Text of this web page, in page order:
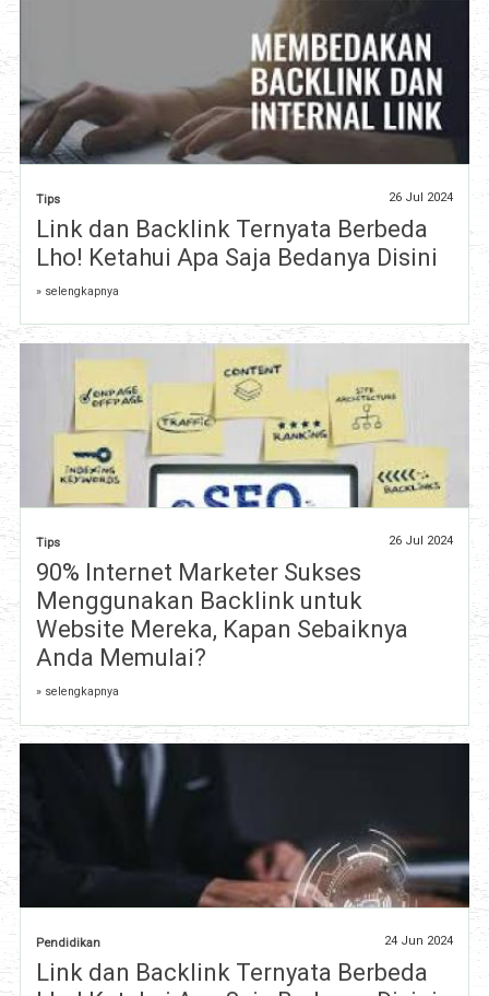
Tips 26 Jul 2024
Link dan Backlink Ternyata Berbeda
Lho! Ketahui Apa Saja Bedanya Disini
» selengkapnya
Tips 26 Jul 2024
90% Internet Marketer Sukses
Menggunakan Backlink untuk
Website Mereka, Kapan Sebaiknya
Anda Memulai?
» selengkapnya
Pendidikan 24 Jun 2024
Link dan Backlink Ternyata Berbeda